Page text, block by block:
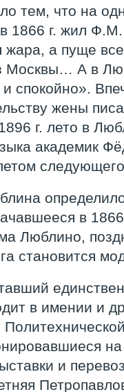
тем, что на
1866 г. жил
а пуще
Москвы… А в
спокойно».
жены
г. лето в
академик
в
Люблино,
становится
в имении и
и